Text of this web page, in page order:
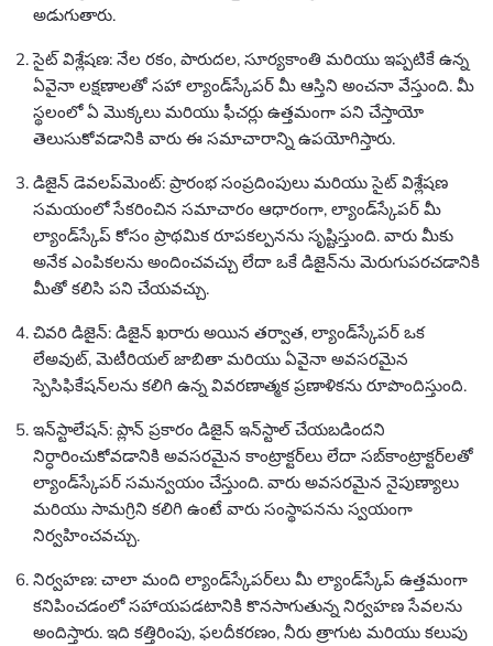
అడుగుతారు.
సైట్ విశ్లేషణ: నేల రకం, పారుదల, సూర్యకాంతి మరియు ఇప్పటికే ఉన్న
ఏవైనా లక్షణాలతో సహా ల్యాండ్‌స్కేపర్ మీ ఆస్తిని అంచనా వేస్తుంది. మీ
స్థలంలో ఏ మొక్కలు మరియు ఫీచర్లు ఉత్తమంగా పని చేస్తాయో
తెలుసుకోవడానికి వారు ఈ సమాచారాన్ని ఉపయోగిస్తారు.
డిజైన్ డెవలప్‌మెంట్: ప్రారంభ సంప్రదింపులు మరియు సైట్ విశ్లేషణ
సమయంలో సేకరించిన సమాచారం ఆధారంగా, ల్యాండ్‌స్కేపర్ మీ
ల్యాండ్‌స్కేప్ కోసం ప్రాథమిక రూపకల్పనను సృష్టిస్తుంది. వారు మీకు
అనేక ఎంపికలను అందించవచ్చు లేదా ఒకే డిజైన్‌ను మెరుగుపరచడానికి
మీతో కలిసి పని చేయవచ్చు.
చివరి డిజైన్: డిజైన్ ఖరారు అయిన తర్వాత, ల్యాండ్‌స్కేపర్ ఒక
లేఅవుట్, మెటీరియల్ జాబితా మరియు ఏవైనా అవసరమైన
స్పెసిఫికేషన్‌లను కలిగి ఉన్న వివరణాత్మక ప్రణాళికను రూపొందిస్తుంది.
ఇన్‌స్టాలేషన్: ప్లాన్ ప్రకారం డిజైన్ ఇన్‌స్టాల్ చేయబడిందని
నిర్ధారించుకోవడానికి అవసరమైన కాంట్రాక్టర్‌లు లేదా సబ్‌కాంట్రాక్టర్‌లతో
ల్యాండ్‌స్కేపర్ సమన్వయం చేస్తుంది. వారు అవసరమైన నైపుణ్యాలు
మరియు సామగ్రిని కలిగి ఉంటే వారు సంస్థాపనను స్వయంగా
నిర్వహించవచ్చు.
నిర్వహణ: చాలా మంది ల్యాండ్‌స్కేపర్‌లు మీ ల్యాండ్‌స్కేప్ ఉత్తమంగా
కనిపించడంలో సహాయపడటానికి కొనసాగుతున్న నిర్వహణ సేవలను
అందిస్తారు. ఇది కత్తిరింపు, ఫలదీకరణం, నీరు త్రాగుట మరియు కలుపు